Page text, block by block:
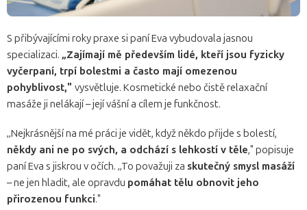
S přibývajícími roky praxe si paní Eva vybudovala jasnou
specializaci. „Zajímají mě především lidé, kteří jsou fyzicky
vyčerpaní, trpí bolestmi a často mají omezenou
pohyblivost," vysvětluje. Kosmetické nebo čistě relaxační
masáže ji nelákají – její vášní a cílem je funkčnost.
„Nejkrásnější na mé práci je vidět, když někdo přijde s bolestí,
někdy ani ne po svých, a odchází s lehkostí v těle," popisuje
paní Eva s jiskrou v očích. „To považuji za skutečný smysl masáží
– ne jen hladit, ale opravdu pomáhat tělu obnovit jeho
přirozenou funkci."